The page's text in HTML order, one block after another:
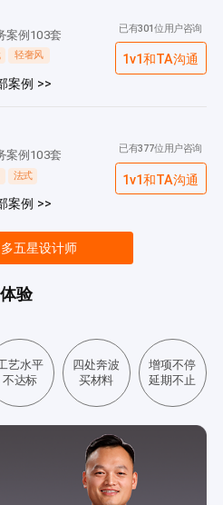
案例103套
轻奢风
案例 >>
已有301位用户咨询
1v1和TA沟通
案例103套
法式
案例 >>
已有377位用户咨询
1v1和TA沟通
五星设计师
验
艺水平
不达标
四处奔波
买材料
增项不停
延期不止